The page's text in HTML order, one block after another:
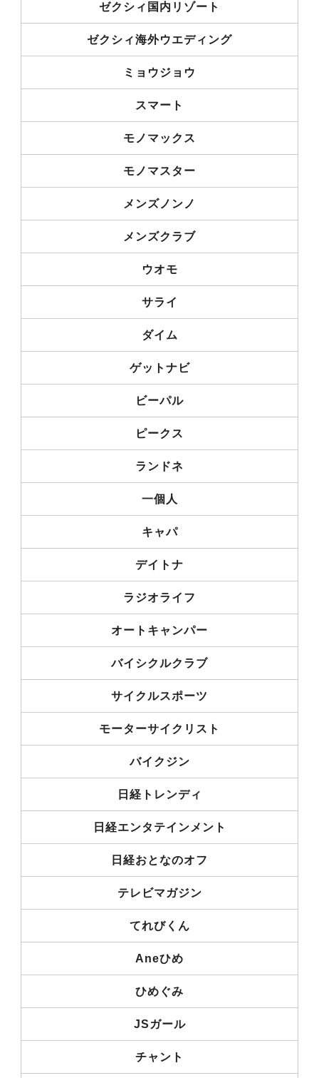
ゼクシィ国内リゾート
ゼクシィ海外ウエディング
ミョウジョウ
スマート
モノマックス
モノマスター
メンズノンノ
メンズクラブ
ウオモ
サライ
ダイム
ゲットナビ
ビーパル
ピークス
ランドネ
一個人
キャパ
デイトナ
ラジオライフ
オートキャンパー
バイシクルクラブ
サイクルスポーツ
モーターサイクリスト
バイクジン
日経トレンディ
日経エンタテインメント
日経おとなのオフ
テレビマガジン
てれびくん
Aneひめ
ひめぐみ
JSガール
チャント